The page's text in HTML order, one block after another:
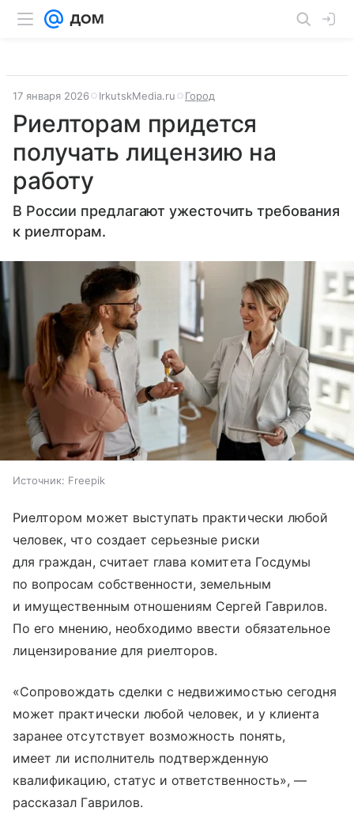
17 января 2026 IrkutskMedia.ru Город
Риелторам придется
получать лицензию на
работу
В России предлагают ужесточить требования
к риелторам.
Источник: Freepik
Риелтором может выступать практически любой
человек, что создает серьезные риски
для граждан, считает глава комитета Госдумы
по вопросам собственности, земельным
и имущественным отношениям Сергей Гаврилов.
По его мнению, необходимо ввести обязательное
лицензирование для риелторов.
«Сопровождать сделки с недвижимостью сегодня
может практически любой человек, и у клиента
заранее отсутствует возможность понять,
имеет ли исполнитель подтвержденную
квалификацию, статус и ответственность», —
рассказал Гаврилов.